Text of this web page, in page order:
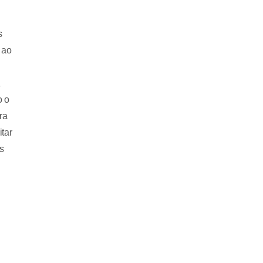
ao
o